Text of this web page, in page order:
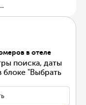
в отеле
поиска, даты
блоке "Выбрать